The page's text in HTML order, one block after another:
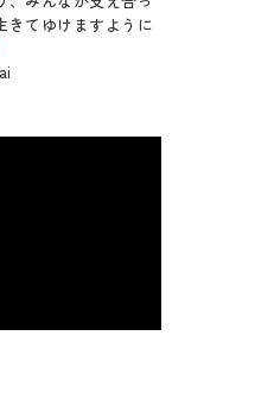
きてゆけますように